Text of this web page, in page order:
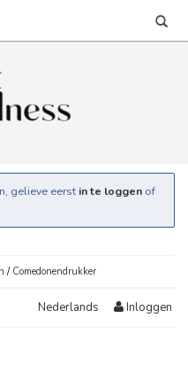
gelieve eerst in te loggen of
/ Comedonendrukker
Nederlands Inloggen